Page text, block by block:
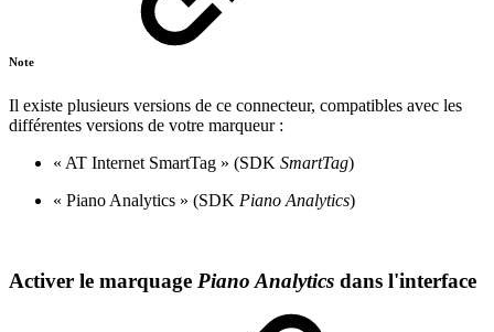
Note
Il existe plusieurs versions de ce connecteur, compatibles avec les
différentes versions de votre marqueur :
« AT Internet SmartTag » (SDK SmartTag)
« Piano Analytics » (SDK Piano Analytics)
Activer le marquage Piano Analytics dans l'interface